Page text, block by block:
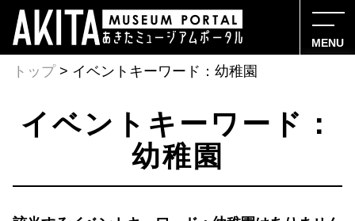
MENU
トップ> イベントキーワード：幼稚園
イベントキーワード：
幼稚園